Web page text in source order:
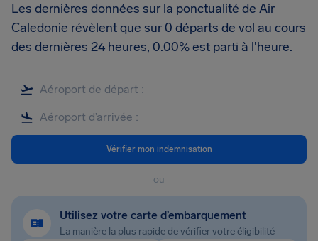
Les dernières données sur la ponctualité de Air
Caledonie révèlent que sur 0 départs de vol au cours
des dernières 24 heures, 0.00% est parti à l'heure.
Vérifier mon indemnisation
ou
Utilisez votre carte d’embarquement
La manière la plus rapide de vérifier votre éligibilité